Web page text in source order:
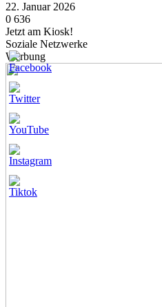
22. Januar 2026
0 636
Jetzt am Kiosk!
Soziale Netzwerke
Werbung